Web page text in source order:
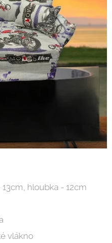
hloubka - 12cm
vlákno